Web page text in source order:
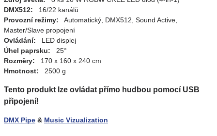
DMX512: 16/22 kanálů
Provozní režimy: Automatický, DMX512, Sound Active,
Master/Slave propojení
Ovládání: LED displej
Úhel paprsku: 25°
Rozměry: 170 x 160 x 240 cm
Hmotnost: 2500 g
Tento produkt lze ovládat přímo hudbou pomocí USB
připojení!
DMX Pipe & Music Vizualization